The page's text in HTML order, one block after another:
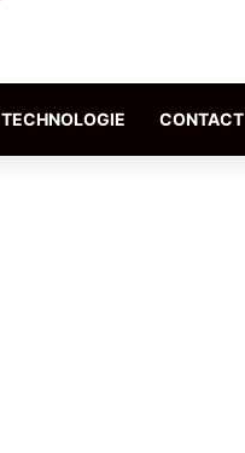
TECHNOLOGIE CONTACT